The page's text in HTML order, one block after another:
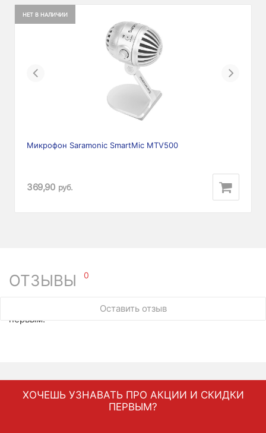
НЕТ В НАЛИЧИИ
Previous Next
Микрофон Saramonic SmartMic MTV500
369,90 руб.
ОТЗЫВЫ 0
Оставить отзыв
У этого товара нет ни одного отзыва. Вы можете стать
первым.
ХОЧЕШЬ УЗНАВАТЬ ПРО АКЦИИ И СКИДКИ
ПЕРВЫМ?